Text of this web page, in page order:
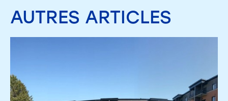
AUTRES ARTICLES